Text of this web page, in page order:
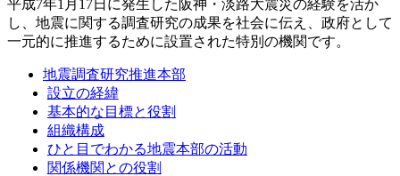
平成7年1月17日に発生した阪神・淡路大震災の経験を活か
し、地震に関する調査研究の成果を社会に伝え、政府として
一元的に推進するために設置された特別の機関です。
地震調査研究推進本部
設立の経緯
基本的な目標と役割
組織構成
ひと目でわかる地震本部の活動
関係機関との役割